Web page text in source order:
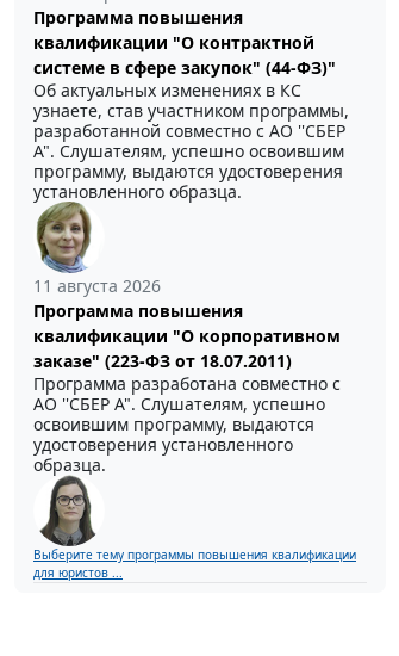
Программа повышения
квалификации "О контрактной
системе в сфере закупок" (44-ФЗ)"
Об актуальных изменениях в КС
узнаете, став участником программы,
разработанной совместно с АО ''СБЕР
А". Слушателям, успешно освоившим
программу, выдаются удостоверения
установленного образца.
11 августа 2026
Программа повышения
квалификации "О корпоративном
заказе" (223-ФЗ от 18.07.2011)
Программа разработана совместно с
АО ''СБЕР А". Слушателям, успешно
освоившим программу, выдаются
удостоверения установленного
образца.
Выберите тему программы повышения квалификации
для юристов ...